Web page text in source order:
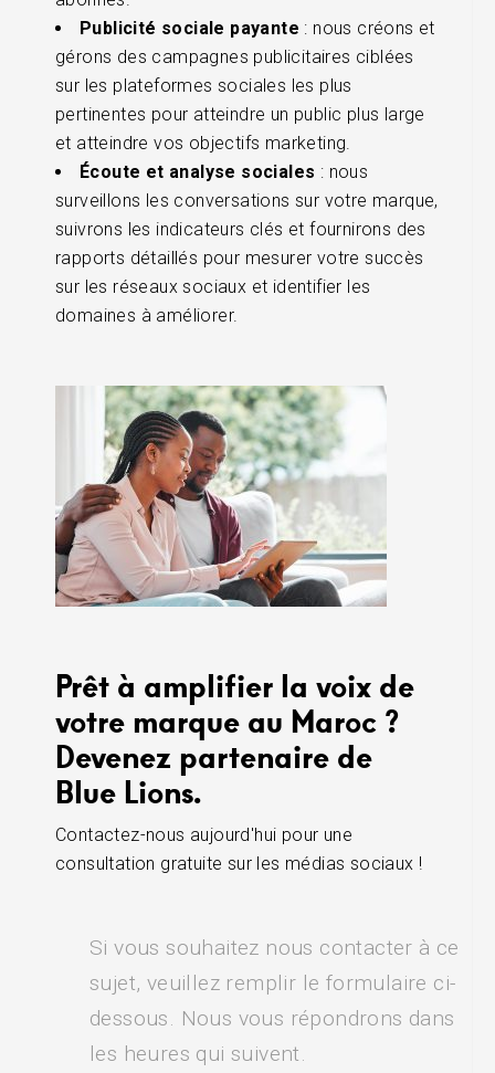
Publicité sociale payante : nous créons et
gérons des campagnes publicitaires ciblées
sur les plateformes sociales les plus
pertinentes pour atteindre un public plus large
et atteindre vos objectifs marketing.
Écoute et analyse sociales : nous
surveillons les conversations sur votre marque,
suivrons les indicateurs clés et fournirons des
rapports détaillés pour mesurer votre succès
sur les réseaux sociaux et identifier les
domaines à améliorer.
Prêt à amplifier la voix de
votre marque au Maroc ?
Devenez partenaire de
Blue Lions.
Contactez-nous aujourd'hui pour une
consultation gratuite sur les médias sociaux !
Si vous souhaitez nous contacter à ce
sujet, veuillez remplir le formulaire ci-
dessous. Nous vous répondrons dans
les heures qui suivent.